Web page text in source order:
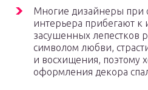
Многие дизайнеры при
интерьера прибегают к
засушенных лепестков
символом любви,
и восхищения, поэтому
оформления декора